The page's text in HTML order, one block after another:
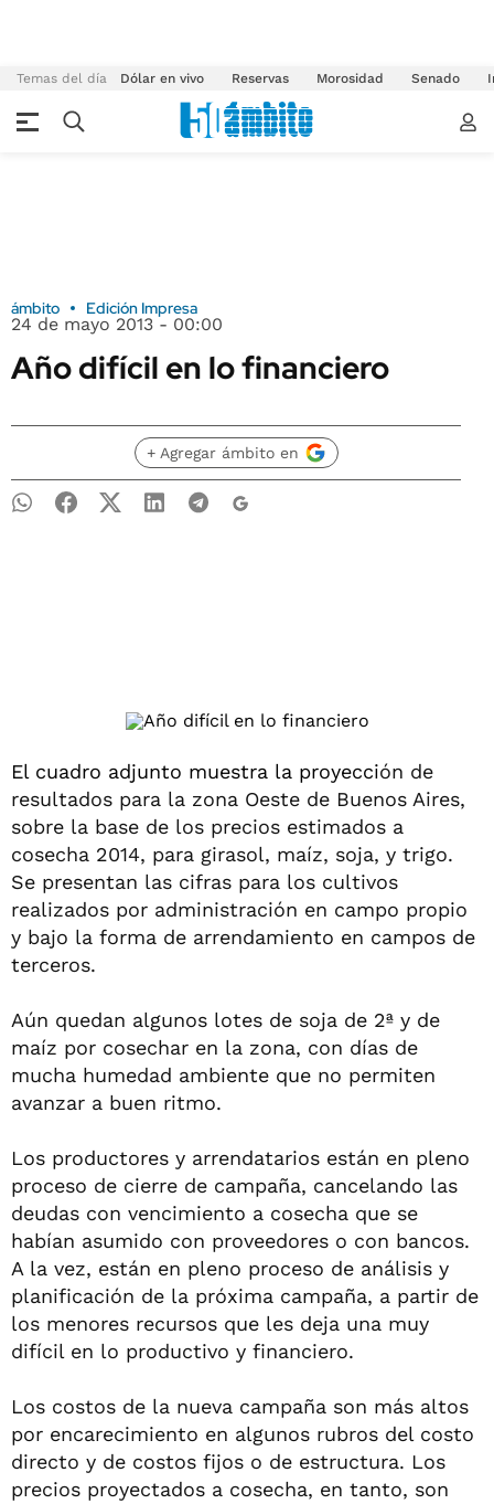
Temas del día Dólar en vivo Reservas Morosidad Senado
ámbito Edición Impresa
24 de mayo 2013 - 00:00
Año difícil en lo financiero
+ Agregar ámbito en
El cuadro adjunto muestra la proyección de
resultados para la zona Oeste de Buenos Aires,
sobre la base de los precios estimados a
cosecha 2014, para girasol, maíz, soja, y trigo.
Se presentan las cifras para los cultivos
realizados por administración en campo propio
y bajo la forma de arrendamiento en campos de
terceros.
Aún quedan algunos lotes de soja de 2ª y de
maíz por cosechar en la zona, con días de
mucha humedad ambiente que no permiten
avanzar a buen ritmo.
Los productores y arrendatarios están en pleno
proceso de cierre de campaña, cancelando las
deudas con vencimiento a cosecha que se
habían asumido con proveedores o con bancos.
A la vez, están en pleno proceso de análisis y
planificación de la próxima campaña, a partir de
los menores recursos que les deja una muy
difícil en lo productivo y financiero.
Los costos de la nueva campaña son más altos
por encarecimiento en algunos rubros del costo
directo y de costos fijos o de estructura. Los
precios proyectados a cosecha, en tanto, son